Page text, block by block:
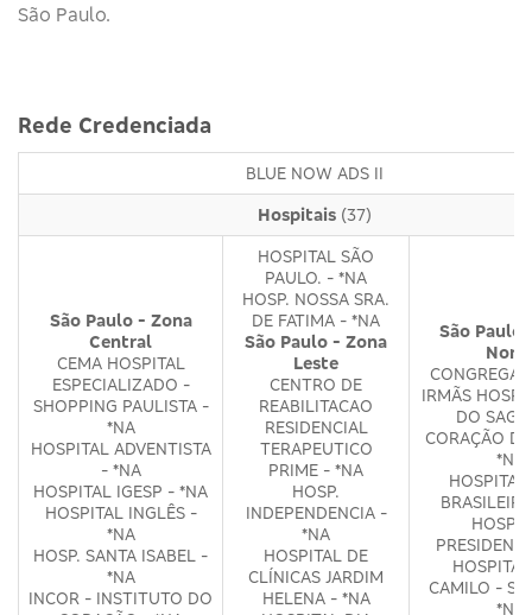
São Paulo.
Rede Credenciada
BLUE NOW ADS II
Hospitais (37)
São Paulo - Zona
Central
CEMA HOSPITAL
ESPECIALIZADO -
SHOPPING PAULISTA -
*NA
HOSPITAL ADVENTISTA
- *NA
HOSPITAL IGESP - *NA
HOSPITAL INGLÊS -
*NA
HOSP. SANTA ISABEL -
*NA
INCOR - INSTITUTO DO
HOSPITAL SÃO
PAULO. - *NA
HOSP. NOSSA SRA.
DE FATIMA - *NA
São Paulo - Zona
Leste
CENTRO DE
REABILITACAO
RESIDENCIAL
TERAPEUTICO
PRIME - *NA
HOSP.
INDEPENDENCIA -
*NA
HOSPITAL DE
CLÍNICAS JARDIM
HELENA - *NA
São Paulo
IRMÃS
DO
CORAÇÃO
*NA
CAMILO -
*NA